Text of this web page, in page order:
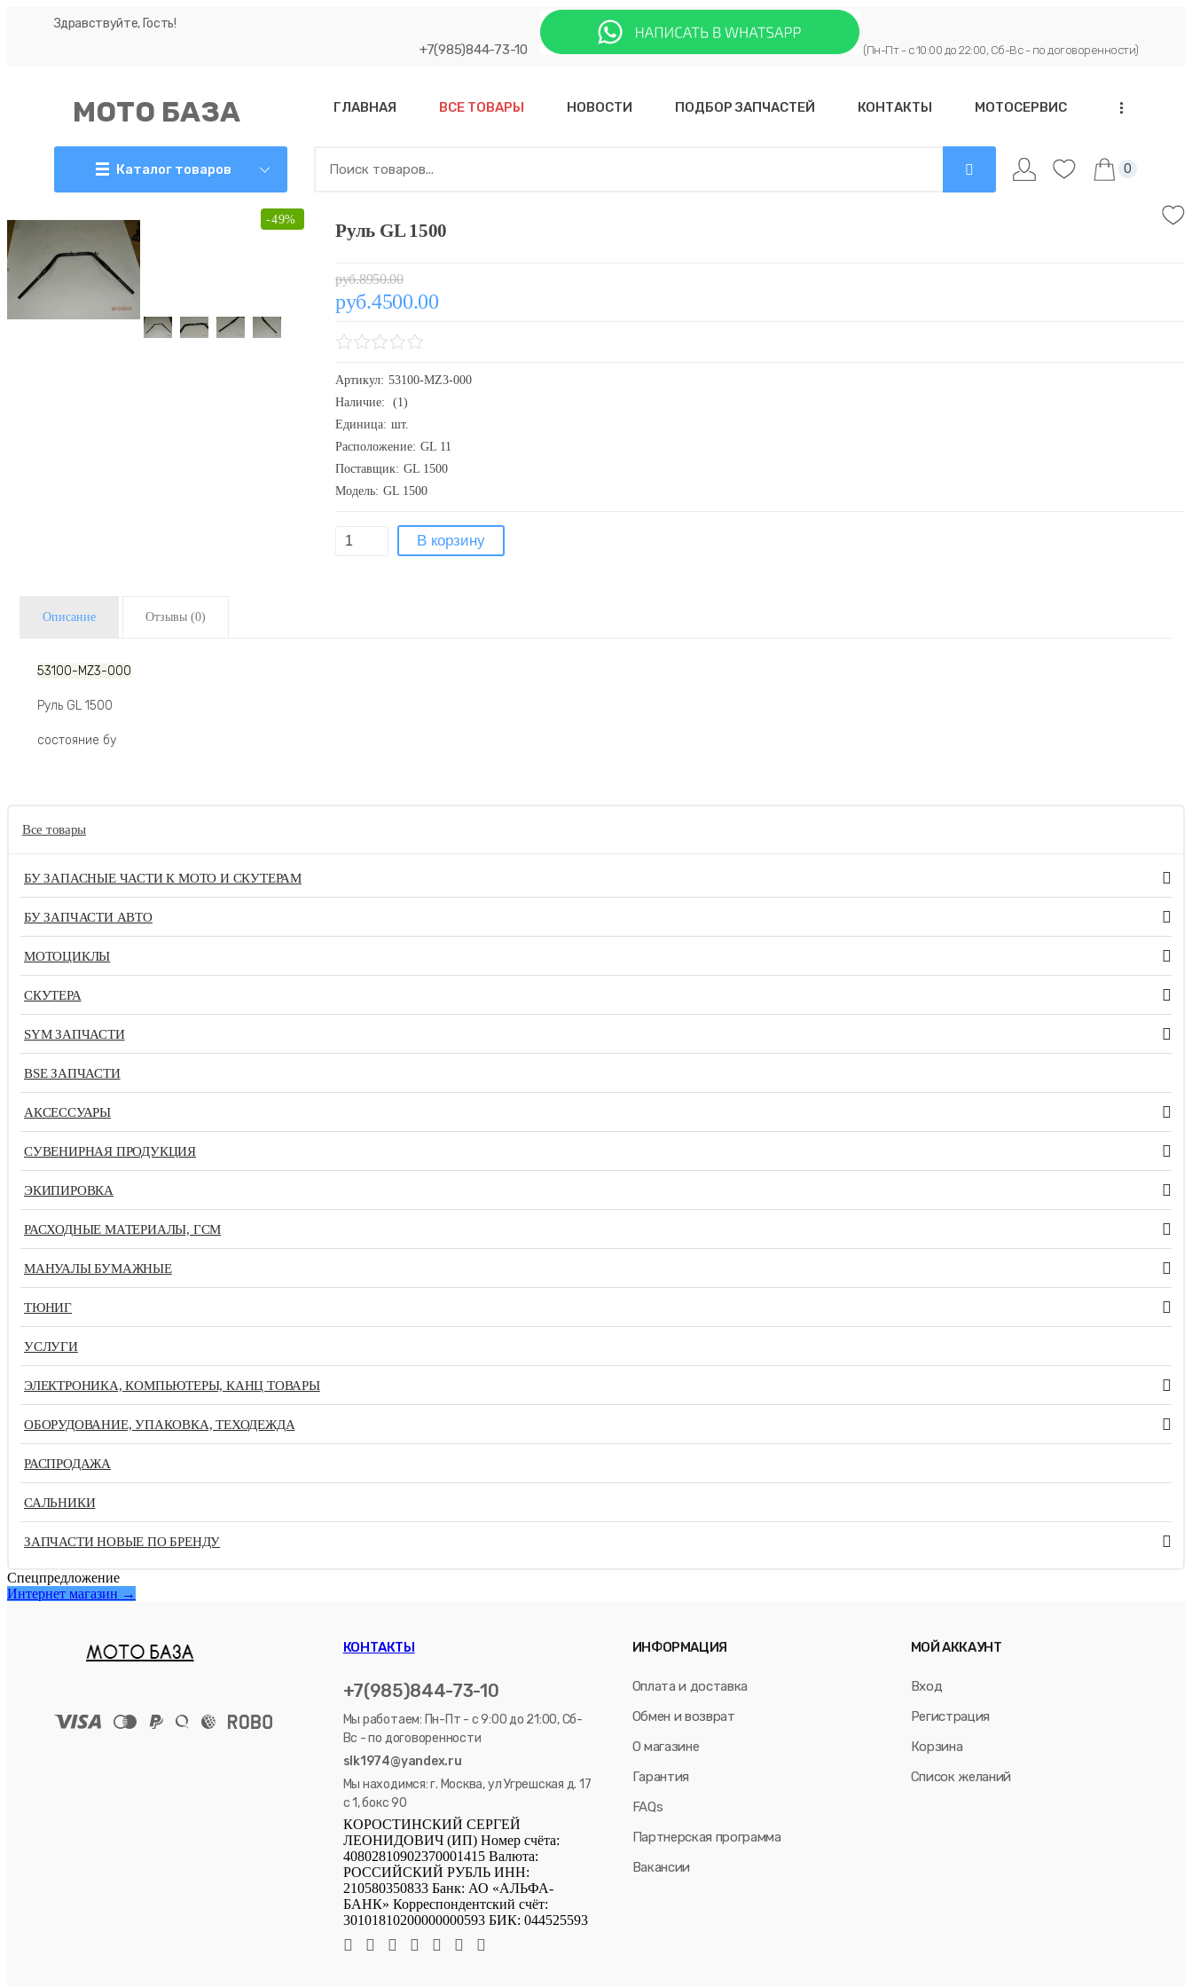
Здравствуйте, Гость!
+7(985)844-73-10 (Пн-Пт - с 10:00 до 22:00, Сб-Вс - по договоренности)
МОТО БАЗА
Каталог товаров
ГЛАВНАЯ ВСЕ ТОВАРЫ НОВОСТИ ПОДБОР ЗАПЧАСТЕЙ КОНТАКТЫ МОТОСЕРВИС ...
0
-49%
Руль GL 1500
руб.8950.00
руб.4500.00
Артикул: 53100-MZ3-000
Наличие:
(1)
Единица: шт.
Расположение: GL 11
Поставщик: GL 1500
Модель: GL 1500
Описание Отзывы (0)
53100-MZ3-000
Руль GL 1500
состояние бу
Все товары
БУ ЗАПАСНЫЕ ЧАСТИ К МОТО И СКУТЕРАМ
БУ ЗАПЧАСТИ АВТО
МОТОЦИКЛЫ
СКУТЕРА
SYM ЗАПЧАСТИ
BSE ЗАПЧАСТИ
АКСЕССУАРЫ
СУВЕНИРНАЯ ПРОДУКЦИЯ
ЭКИПИРОВКА
РАСХОДНЫЕ МАТЕРИАЛЫ, ГСМ
МАНУАЛЫ БУМАЖНЫЕ
ТЮНИГ
УСЛУГИ
ЭЛЕКТРОНИКА, КОМПЬЮТЕРЫ, КАНЦ ТОВАРЫ
ОБОРУДОВАНИЕ, УПАКОВКА, ТЕХОДЕЖДА
РАСПРОДАЖА
САЛЬНИКИ
ЗАПЧАСТИ НОВЫЕ ПО БРЕНДУ
Спецпредложение
Интернет магазин →
КОНТАКТЫ
+7(985)844-73-10
Мы работаем: Пн-Пт - с 9:00 до 21:00, Сб-
Вс - по договоренности
slk1974@yandex.ru
Мы находимся: г. Москва, ул Угрешская д. 17
с 1, бокс 90
КОРОСТИНСКИЙ СЕРГЕЙ
ЛЕОНИДОВИЧ (ИП) Номер счёта:
40802810902370001415 Валюта:
РОССИЙСКИЙ РУБЛЬ ИНН:
210580350833 Банк: АО «АЛЬФА-
БАНК» Корреспондентский счёт:
30101810200000000593 БИК: 044525593
ИНФОРМАЦИЯ
Оплата и доставка
Обмен и возврат
О магазине
Гарантия
FAQs
Партнерская программа
Вакансии
МОЙ АККАУНТ
Вход
Регистрация
Корзина
Список желаний